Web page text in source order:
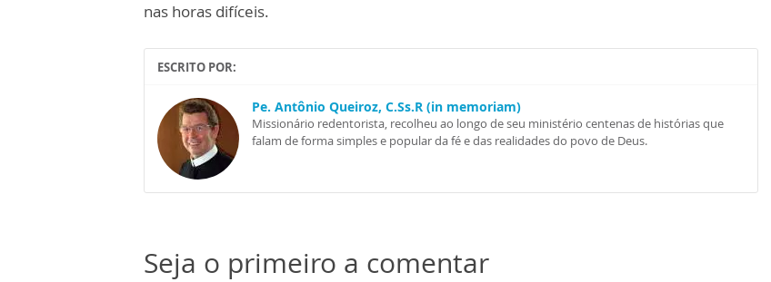
nas horas difíceis.
ESCRITO POR:
Pe. Antônio Queiroz, C.Ss.R (in memoriam)
Missionário redentorista, recolheu ao longo de seu ministério centenas de histórias que
falam de forma simples e popular da fé e das realidades do povo de Deus.
Seja o primeiro a comentar